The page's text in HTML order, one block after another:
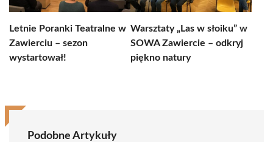
Letnie Poranki Teatralne w
Zawierciu – sezon
wystartował!
Warsztaty „Las w słoiku” w
SOWA Zawiercie – odkryj
piękno natury
Podobne Artykuły